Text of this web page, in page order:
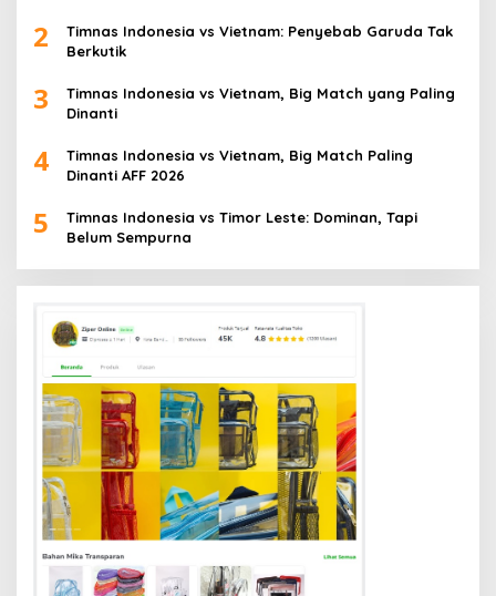
2
Timnas Indonesia vs Vietnam: Penyebab Garuda Tak
Berkutik
3
Timnas Indonesia vs Vietnam, Big Match yang Paling
Dinanti
4
Timnas Indonesia vs Vietnam, Big Match Paling
Dinanti AFF 2026
5
Timnas Indonesia vs Timor Leste: Dominan, Tapi
Belum Sempurna